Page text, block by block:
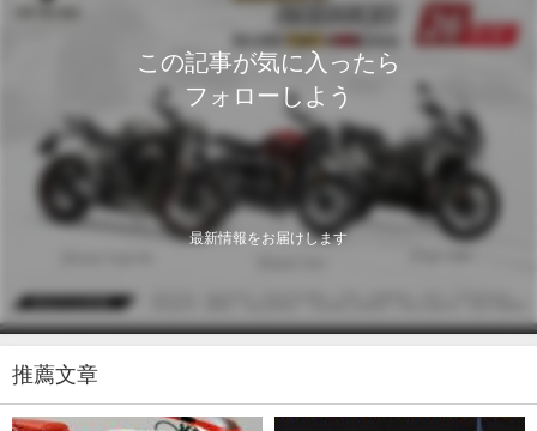
この記事が気に入ったら
フォローしよう
最新情報をお届けします
推薦文章